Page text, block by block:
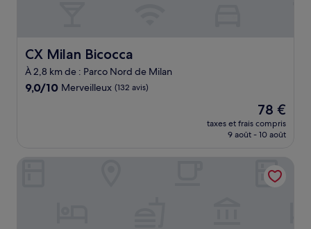
CX Milan Bicocca
CX Milan Bicocca
À 2,8 km de : Parco Nord de Milan
9.0
9,0/10 Merveilleux (132 avis)
Le
nouveau
prix
de
78 €
78 €
taxes et frais compris
9 août - 10 août